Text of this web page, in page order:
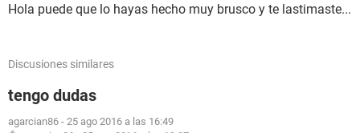
Hola puede que lo hayas hecho muy brusco y te lastimaste...
Discusiones similares
tengo dudas
agarcian86 - 25 ago 2016 a las 16:49